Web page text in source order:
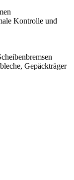
Kontrolle und
Gepäckträger